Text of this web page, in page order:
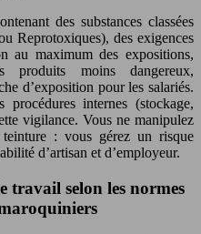
des substances classées
Reprotoxiques), des exigences
au maximum des expositions,
produits moins dangereux,
d’exposition pour les salariés.
internes (stockage,
vigilance. Vous ne manipulez
: vous gérez un risque
d’artisan et d’employeur.
travail selon les normes